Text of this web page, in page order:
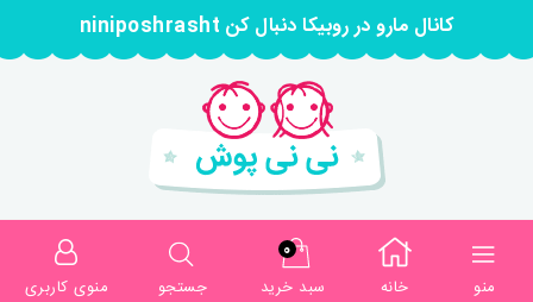
کانال مارو در روبیکا دنبال کن niniposhrasht
منو خانه
0
سبد خرید
جستجو منوی کاربری